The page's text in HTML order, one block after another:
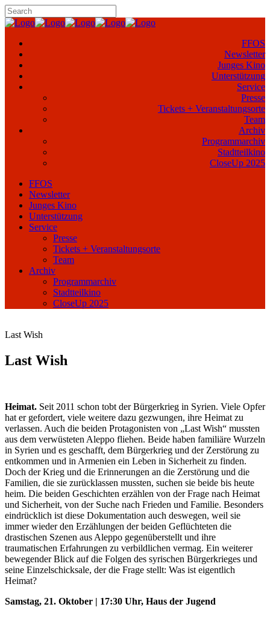
FFOS
Newsletter
Junges Kino
Unterstützung
Service
Presse
Tickets + Veranstaltungsorte
Team
Archiv
Programmarchiv
Stadtteilkino
CloseUp 2025
FFOS
Newsletter
Junges Kino
Unterstützung
Service
Presse
Tickets + Veranstaltungsorte
Team
Archiv
Programmarchiv
Stadtteilkino
CloseUp 2025
Last Wish
Last Wish
Heimat. Seit 2011 schon tobt der Bürgerkrieg in Syrien. Viele Opfer
hat er gefordert, viele weitere dazu gezwungen, ihre Heimat zu
verlassen. Auch die beiden Protagonisten von „Last Wish“ mussten
aus dem verwüsteten Aleppo fliehen. Beide haben familiäre Wurzeln
in Syrien und es geschafft, dem Bürgerkrieg und der Zerstörung zu
entkommen und in Armenien ein Leben in Sicherheit zu finden.
Doch der Krieg und die Erinnerungen an die Zerstörung und die
Familien, die sie zurücklassen mussten, suchen sie beide bis heute
heim. Die beiden Geschichten erzählen von der Frage nach Heimat
und Sicherheit, von der Suche nach Frieden und Familie. Besonders
eindrücklich ist diese Dokumentation auch deswegen, weil sie
immer wieder den Erzählungen der beiden Geflüchteten die
drastischen Szenen aus Aleppo gegenüberstellt und ihre
traumatischen Erfahrungen zu verbildlichen vermag. Ein weiterer
bewegender Blick auf die Folgen des syrischen Bürgerkrieges und
seine Einzelschicksale, der die Frage stellt: Was ist eigentlich
Heimat?
Samstag, 21. Oktober | 17:30 Uhr, Haus der Jugend